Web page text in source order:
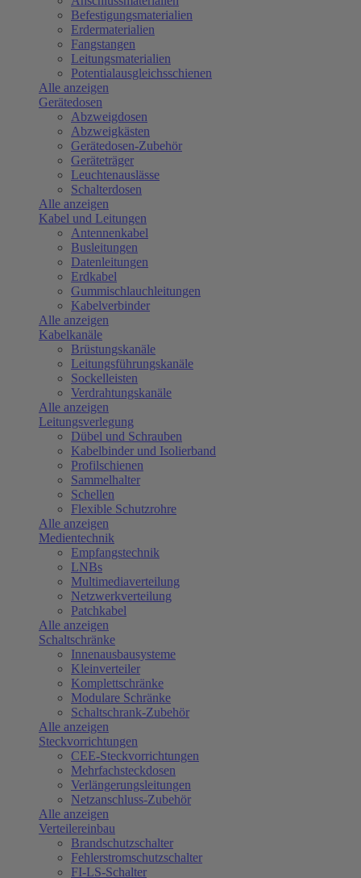
Befestigungsmaterialien
Erdermaterialien
Fangstangen
Leitungsmaterialien
Potentialausgleichsschienen
Alle anzeigen
Gerätedosen
Abzweigdosen
Abzweigkästen
Gerätedosen-Zubehör
Geräteträger
Leuchtenauslässe
Schalterdosen
Alle anzeigen
Kabel und Leitungen
Antennenkabel
Busleitungen
Datenleitungen
Erdkabel
Gummischlauchleitungen
Kabelverbinder
Alle anzeigen
Kabelkanäle
Brüstungskanäle
Leitungsführungskanäle
Sockelleisten
Verdrahtungskanäle
Alle anzeigen
Leitungsverlegung
Dübel und Schrauben
Kabelbinder und Isolierband
Profilschienen
Sammelhalter
Schellen
Flexible Schutzrohre
Alle anzeigen
Medientechnik
Empfangstechnik
LNBs
Multimediaverteilung
Netzwerkverteilung
Patchkabel
Alle anzeigen
Schaltschränke
Innenausbausysteme
Kleinverteiler
Komplettschränke
Modulare Schränke
Schaltschrank-Zubehör
Alle anzeigen
Steckvorrichtungen
CEE-Steckvorrichtungen
Mehrfachsteckdosen
Verlängerungsleitungen
Netzanschluss-Zubehör
Alle anzeigen
Verteilereinbau
Brandschutzschalter
Fehlerstromschutzschalter
FI-LS-Schalter